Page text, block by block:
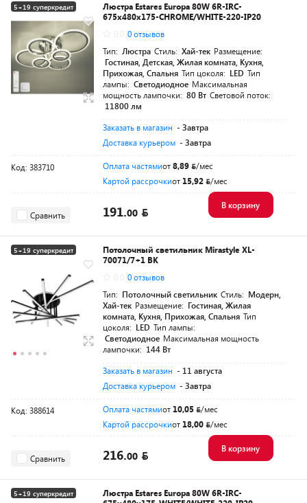
5+19 суперкредит
Люстра Estares Europa 80W 6R-IRC-
675x480x175-CHROME/WHITE-220-IP20
0 отзывов
Тип: Люстра Стиль: Хай-тек Размещение:
Гостиная, Детская, Жилая комната, Кухня,
Прихожая, Спальня Тип цоколя: LED Тип
лампы: Светодиодное Максимальная
мощность лампочки: 80 Вт Световой поток:
11800 лм
Заказать в магазин - Завтра
Доставка курьером - Завтра
Код: 383710 Оплата частямиот8,89
/мес
Картой рассрочкиот 15,92 /мес
Сравнить 191.00
В корзину
5+19 суперкредит
Потолочный светильник Mirastyle XL-
70071/7+1 BK
0 отзывов
Тип: Потолочный светильник Стиль: Модерн,
Хай-тек Размещение: Гостиная, Жилая
комната, Кухня, Прихожая, Спальня Тип
цоколя: LED Тип лампы:
Светодиодное Максимальная мощность
лампочки: 144 Вт
Заказать в магазин - 11 августа
Доставка курьером - Завтра
Код: 388614 Оплата частямиот 10,05
/мес
Картой рассрочкиот 18,00 /мес
Сравнить 216.00
В корзину
5+19 суперкредит
Люстра Estares Europa 80W 6R-IRC-